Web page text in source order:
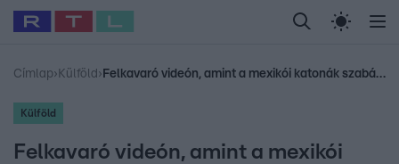
Legfrissebb RTL Híradó Randi Celeb vagyok,
Babits Marcella Most Wanted Gallusz
Címlap› Külföld › Felkavaró videón, amint a mexikói katonák szabályosan kivégeznek drogkartelltagokat
Külföld
Felkavaró videón, amint a mexikói